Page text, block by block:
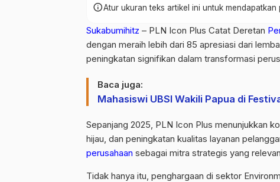
infoAtur ukuran teks artikel ini untuk mendapatkan
Sukabumihitz – PLN Icon Plus Catat Deretan
dengan meraih lebih dari 85 apresiasi dari
peningkatan signifikan dalam transformasi
Baca juga:
Mahasiswi UBSI Wakili Papua di
Sepanjang 2025, PLN Icon Plus menunjukkan
hijau, dan peningkatan kualitas layanan
perusahaan sebagai mitra strategis yang
Tidak hanya itu, penghargaan di sektor